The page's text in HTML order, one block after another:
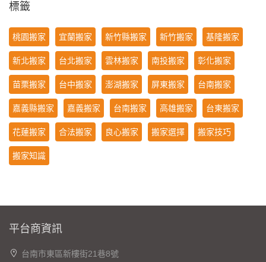
標籤
桃園搬家 宜蘭搬家 新竹縣搬家 新竹搬家 基隆搬家
新北搬家 台北搬家 雲林搬家 南投搬家 彰化搬家
苗栗搬家 台中搬家 澎湖搬家 屏東搬家 台南搬家
嘉義縣搬家 嘉義搬家 台南搬家 高雄搬家 台東搬家
花蓮搬家 合法搬家 良心搬家 搬家選擇 搬家技巧
搬家知識
平台商資訊
台南市東區新樓街21巷8號